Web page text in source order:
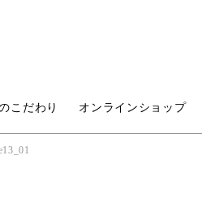
こだわり オンラインショップ